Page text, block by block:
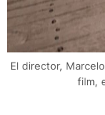
El director,
film,